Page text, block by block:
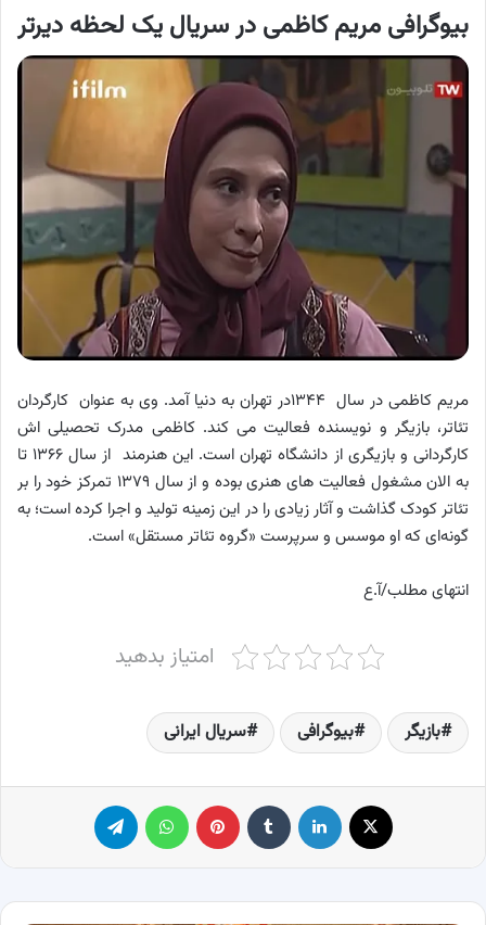
بیوگرافی مریم کاظمی در سریال یک لحظه دیرتر
مریم کاظمی در سال ۱۳۴۴در تهران به دنیا آمد. وی به عنوان کارگردان
تئاتر، بازیگر و نویسنده فعالیت می کند. کاظمی مدرک تحصیلی اش
کارگردانی و بازیگری از دانشگاه تهران است. این هنرمند از سال ۱۳۶۶ تا
به الان مشغول فعالیت های هنری بوده و از سال ۱۳۷۹ تمرکز خود را بر
تئاتر کودک گذاشت و آثار زیادی را در این زمینه تولید و اجرا کرده است؛ به
گونه‌ای که او موسس و سرپرست «گروه تئاتر مستقل» است.
انتهای مطلب/آ.ع
امتیاز بدهید
بازیگر بیوگرافی سریال ایرانی
لینکدین ‫تامبلر پینترست